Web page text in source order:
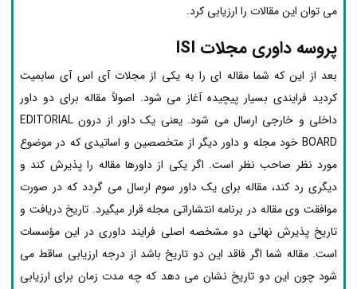
می توان این مقالات را ارزیابی کرد.
پروسه داوری مجلات ISI
بعد از این که شما مقاله ای را به یکی از مجلات آی اس آی سابمیت
کردید فرایندی بسیار پیچیده آغاز می شود. اصولاً مقاله برای دو داور
داخلی و خارجی ارسال می شود. یعنی یک داور از درون EDITORIAL
BOARD خود مجله و داور دیگر از متخصصین و اساتیدی که در موضوع
مورد نظر صاحب نظر است. اگر یکی از داورها مقاله را پذیرش کند و
دیگری رد کند، مقاله برای یک داور سوم ارسال می گردد که در صورت
موافقت وی مقاله در برنامه انتشاراتی مجله قرار میگیرد. تاریخ دریافت و
تاریخ پذیرش نهائی دو مشخصه اصلی فرایند داوری در این مؤسسات
است. مقاله شما اگر فاقد این دو تاریخ باشد از درجه ارزیابی ساقط می
شود چون این دو تاریخ نشان می دهد که چه مدت زمان برای ارزیابی